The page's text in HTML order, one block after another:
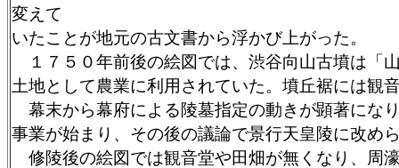
変えて
いたことが地元の古文書から浮かび上がった。
１７５０年前後の絵図では、渋谷向山古墳は「
土地として農業に利用されていた。墳丘裾には観
幕末から幕府による陵墓指定の動きが顕著にな
事業が始まり、その後の議論で景行天皇陵に改め
修陵後の絵図では観音堂や田畑が無くなり、周